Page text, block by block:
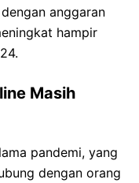
anggaran
hampir
Masih
pandemi, yang
dengan orang